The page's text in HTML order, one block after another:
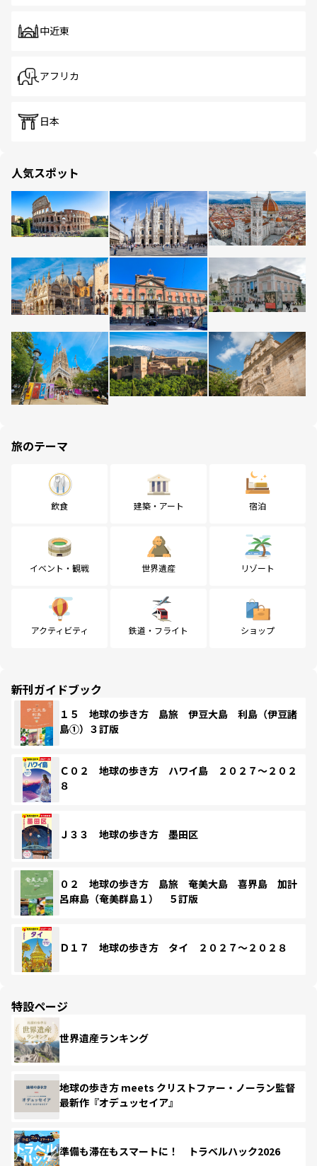
中近東
アフリカ
日本
人気スポット
旅のテーマ
飲食 建築・アート 宿泊
イベント・観戦 世界遺産 リゾート
アクティビティ 鉄道・フライト ショップ
新刊ガイドブック
１５ 地球の歩き方 島旅 伊豆大島 利島（伊豆諸
島①）３訂版
Ｃ０２ 地球の歩き方 ハワイ島 ２０２７～２０２
８
Ｊ３３ 地球の歩き方 墨田区
０２ 地球の歩き方 島旅 奄美大島 喜界島 加計
呂麻島（奄美群島１） ５訂版
Ｄ１７ 地球の歩き方 タイ ２０２７～２０２８
特設ページ
世界遺産ランキング
地球の歩き方 meets クリストファー・ノーラン監督
最新作『オデュッセイア』
準備も滞在もスマートに！ トラベルハック2026